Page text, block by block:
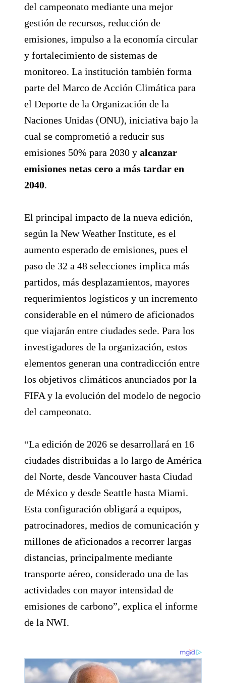
del campeonato mediante una mejor
gestión de recursos, reducción de
emisiones, impulso a la economía circular
y fortalecimiento de sistemas de
monitoreo. La institución también forma
parte del Marco de Acción Climática para
el Deporte de la Organización de la
Naciones Unidas (ONU), iniciativa bajo la
cual se comprometió a reducir sus
emisiones 50% para 2030 y alcanzar
emisiones netas cero a más tardar en
2040.
El principal impacto de la nueva edición,
según la New Weather Institute, es el
aumento esperado de emisiones, pues el
paso de 32 a 48 selecciones implica más
partidos, más desplazamientos, mayores
requerimientos logísticos y un incremento
considerable en el número de aficionados
que viajarán entre ciudades sede. Para los
investigadores de la organización, estos
elementos generan una contradicción entre
los objetivos climáticos anunciados por la
FIFA y la evolución del modelo de negocio
del campeonato.
“La edición de 2026 se desarrollará en 16
ciudades distribuidas a lo largo de América
del Norte, desde Vancouver hasta Ciudad
de México y desde Seattle hasta Miami.
Esta configuración obligará a equipos,
patrocinadores, medios de comunicación y
millones de aficionados a recorrer largas
distancias, principalmente mediante
transporte aéreo, considerado una de las
actividades con mayor intensidad de
emisiones de carbono”, explica el informe
de la NWI.